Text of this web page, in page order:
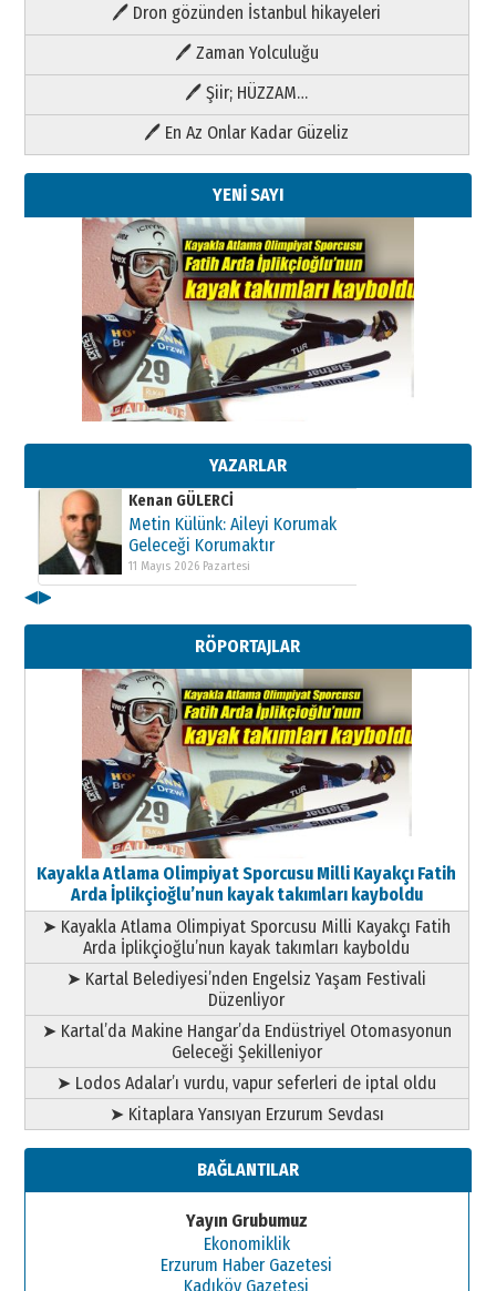
🖊 Dron gözünden İstanbul hikayeleri
🖊 Zaman Yolculuğu
🖊 Şiir; HÜZZAM…
🖊 En Az Onlar Kadar Güzeliz
YENİ SAYI
YAZARLAR
Kenan GÜLERCİ
Metin Külünk: Aileyi Korumak
11 Mayıs 2026 Pazartesi
Kenan GÜLERCİ
Metin Külünk: Aileyi Korumak
Geleceği Korumaktır
11 Mayıs 2026 Pazartesi
Metin Külünk: Aileyi Korumak
Geleceği Korumaktır
11 Mayıs 2026 Pazartesi
◀▶
RÖPORTAJLAR
Kayakla Atlama Olimpiyat Sporcusu Milli Kayakçı Fatih
Arda İplikçioğlu’nun kayak takımları kayboldu
➤ Kayakla Atlama Olimpiyat Sporcusu Milli Kayakçı Fatih
Arda İplikçioğlu’nun kayak takımları kayboldu
➤ Kartal Belediyesi’nden Engelsiz Yaşam Festivali
Düzenliyor
➤ Kartal’da Makine Hangar’da Endüstriyel Otomasyonun
Geleceği Şekilleniyor
➤ Lodos Adalar’ı vurdu, vapur seferleri de iptal oldu
➤ Kitaplara Yansıyan Erzurum Sevdası
BAĞLANTILAR
Yayın Grubumuz
Ekonomiklik
Erzurum Haber Gazetesi
Kadıköy Gazetesi